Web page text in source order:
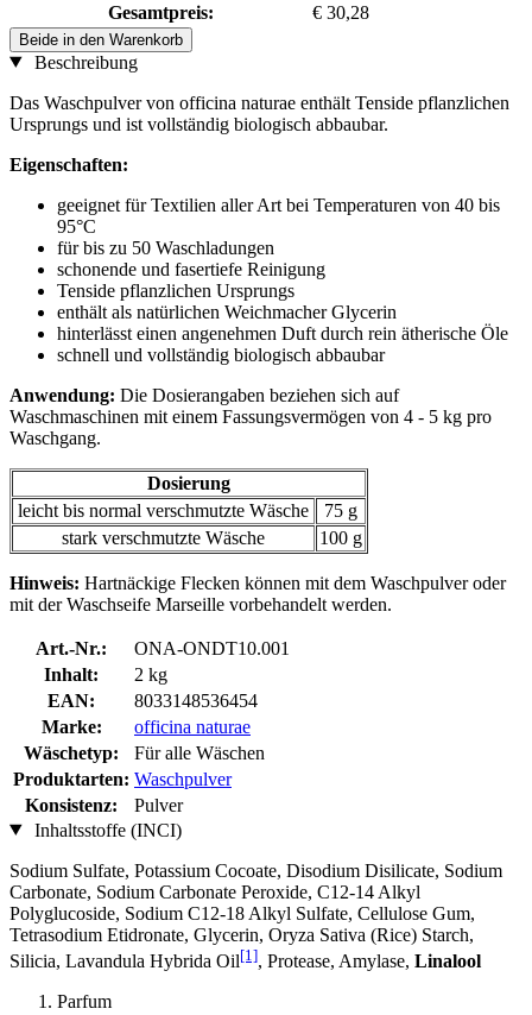
Gesamtpreis:
€ 30,28
Beide in den Warenkorb
Beschreibung
Das Waschpulver von officina naturae enthält Tenside pflanzlichen
Ursprungs und ist vollständig biologisch abbaubar.
Eigenschaften:
geeignet für Textilien aller Art bei Temperaturen von 40 bis
95°C
für bis zu 50 Waschladungen
schonende und fasertiefe Reinigung
Tenside pflanzlichen Ursprungs
enthält als natürlichen Weichmacher Glycerin
hinterlässt einen angenehmen Duft durch rein ätherische Öle
schnell und vollständig biologisch abbaubar
Anwendung: Die Dosierangaben beziehen sich auf
Waschmaschinen mit einem Fassungsvermögen von 4 - 5 kg pro
Waschgang.
Dosierung
leicht bis normal verschmutzte Wäsche
75 g
stark verschmutzte Wäsche
100 g
Hinweis: Hartnäckige Flecken können mit dem Waschpulver oder
mit der Waschseife Marseille vorbehandelt werden.
Art.-Nr.:
ONA-ONDT10.001
Inhalt:
2 kg
EAN:
8033148536454
Marke:
officina naturae
Wäschetyp:
Für alle Wäschen
Produktarten: Waschpulver
Konsistenz:
Pulver
Inhaltsstoffe (INCI)
Sodium Sulfate, Potassium Cocoate, Disodium Disilicate, Sodium
Carbonate, Sodium Carbonate Peroxide, C12-14 Alkyl
Polyglucoside, Sodium C12-18 Alkyl Sulfate, Cellulose Gum,
Tetrasodium Etidronate, Glycerin, Oryza Sativa (Rice) Starch,
Silicia, Lavandula Hybrida Oil[1], Protease, Amylase, Linalool
Parfum